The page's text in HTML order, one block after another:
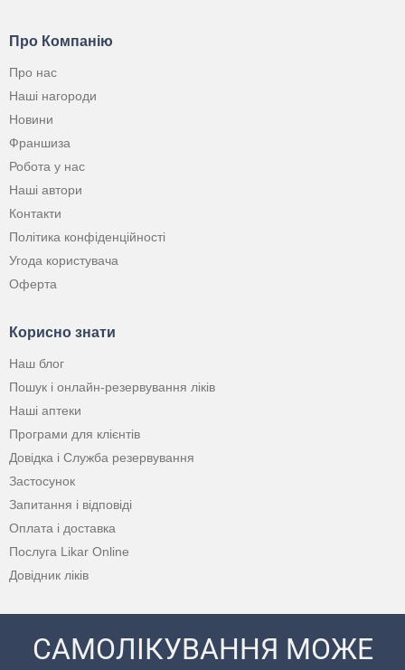
Про Компанію
Про нас
Наші нагороди
Новини
Франшиза
Робота у нас
Наші автори
Контакти
Політика конфіденційності
Угода користувача
Оферта
Корисно знати
Наш блог
Пошук і онлайн-резервування ліків
Наші аптеки
Програми для клієнтів
Довідка і Служба резервування
Застосунок
Запитання і відповіді
Оплата і доставка
Послуга Likar Online
Довідник ліків
САМОЛІКУВАННЯ МОЖЕ